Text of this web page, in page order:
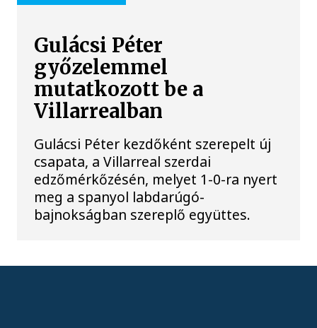
Gulácsi Péter
győzelemmel
mutatkozott be a
Villarrealban
Gulácsi Péter kezdőként szerepelt új
csapata, a Villarreal szerdai
edzőmérkőzésén, melyet 1-0-ra nyert
meg a spanyol labdarúgó-
bajnokságban szereplő együttes.